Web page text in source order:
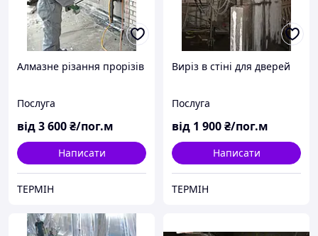
Алмазне різання прорізів
Послуга
від3 600₴/пог.м
Написати
ТЕРМІН
Виріз в стіні для дверей
Послуга
від 1 900₴/пог.м
Написати
ТЕРМІН